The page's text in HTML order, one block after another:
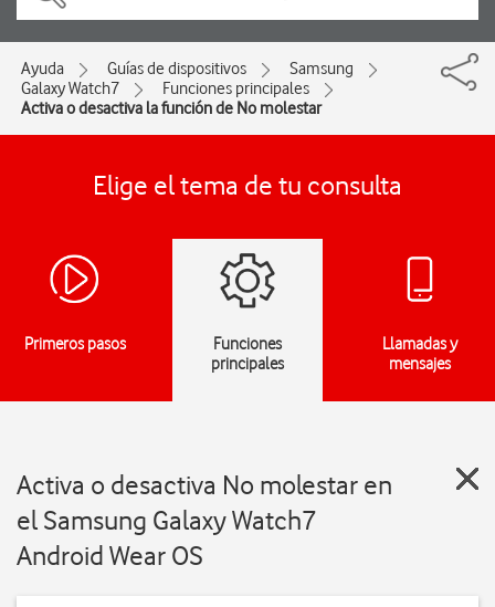
Ayuda Guías de dispositivos
Samsung
Galaxy Watch7
Funciones principales
Activa o desactiva la función de No molestar
Elige el tema de tu consulta
Primeros pasos
Funciones
principales
Llamadas y
mensajes
Activa o desactiva No molestar en
el Samsung Galaxy Watch7
Android Wear OS